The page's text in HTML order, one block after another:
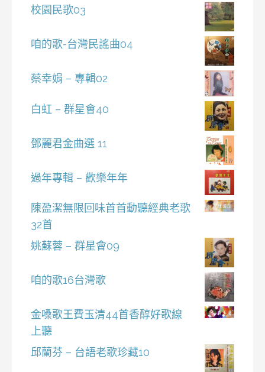
校園民歌03
咱的歌-台灣民謠曲04
蔡幸娟 – 專輯02
白虹 – 群星會40
鄧麗君金曲選 11
過年專輯 – 歡樂年年
陳盈潔無限回味首首動聽經典老歌
32首
姚蘇蓉 – 群星會09
咱的歌16台灣歌
金嗓歌王費玉清44首香醇好歌線
上聽
邱蘭芬 – 台語老歌珍藏10